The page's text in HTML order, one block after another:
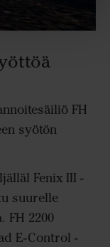
FH
syötön
Fenix III -
suurelle
FH 2200
E-Control -